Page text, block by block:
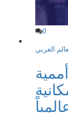
0
العربي